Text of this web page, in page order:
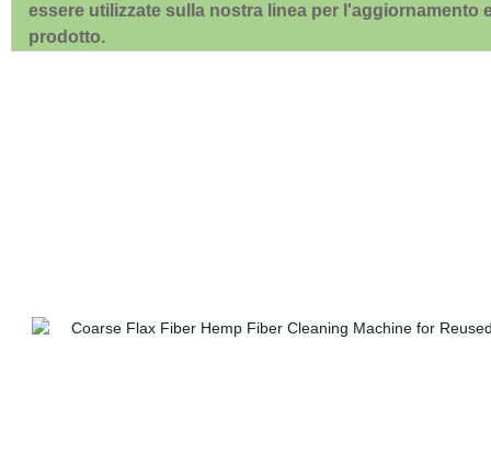
essere utilizzate sulla nostra linea per
prodotto.